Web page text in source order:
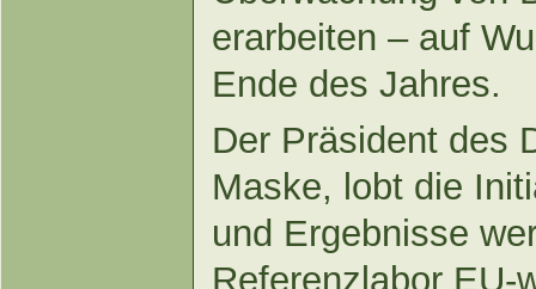
erarbeiten – auf
Ende des Jahres.
Der Präsident des
Maske, lobt die
und Ergebnisse
Referenzlabor EU-